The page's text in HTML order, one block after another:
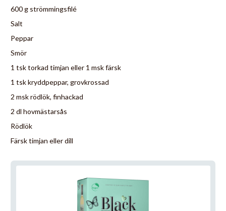
600 g strömmingsfilé
Salt
Peppar
Smör
1 tsk torkad timjan eller 1 msk färsk
1 tsk kryddpeppar, grovkrossad
2 msk rödlök, finhackad
2 dl hovmästarsås
Rödlök
Färsk timjan eller dill